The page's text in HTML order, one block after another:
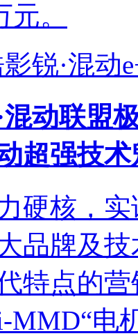
。
锐·混动
混动联盟
超强技
硬核，
品牌及
特点的
MMD“电